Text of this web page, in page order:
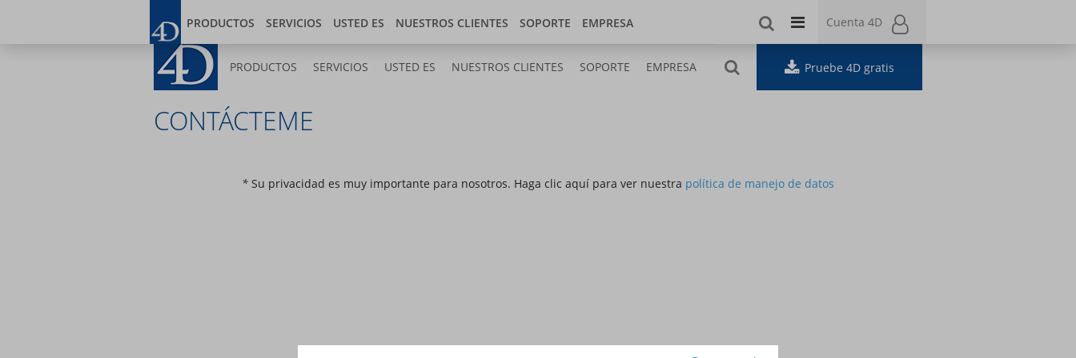
PRODUCTOS SERVICIOS USTED ES NUESTROS CLIENTES SOPORTE EMPRESA Cuenta 4D
Blog Developer center Store América Latina (ES) Cuenta 4D
PRODUCTOS SERVICIOS USTED ES NUESTROS CLIENTES SOPORTE EMPRESA Pruebe 4D gratis
CONTÁCTEME
* Su privacidad es muy importante para nosotros. Haga clic aquí para ver nuestra política de manejo de datos